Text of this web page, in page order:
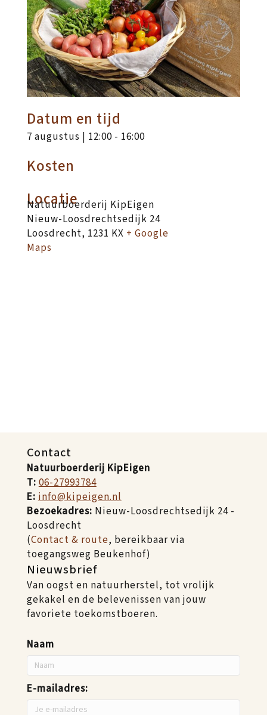
Datum en tijd
7 augustus | 12:00- 16:00
Kosten
Locatie
Natuurboerderij KipEigen
Nieuw-Loosdrechtsedijk 24
Loosdrecht, 1231 KX + Google
Maps
Contact
Natuurboerderij KipEigen
T:06-27993784
E:info@kipeigen.nl
Bezoekadres: Nieuw-Loosdrechtsedijk 24 -
Loosdrecht
(Contact & route, bereikbaar via
toegangsweg Beukenhof)
Nieuwsbrief
Van oogst en natuurherstel, tot vrolijk
gekakel en de belevenissen van jouw
favoriete toekomstboeren.
Naam
E-mailadres: